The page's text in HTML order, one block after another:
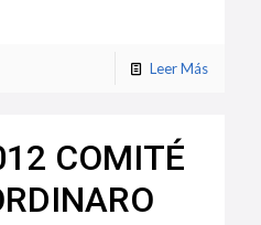
Leer Más
COMITÉ